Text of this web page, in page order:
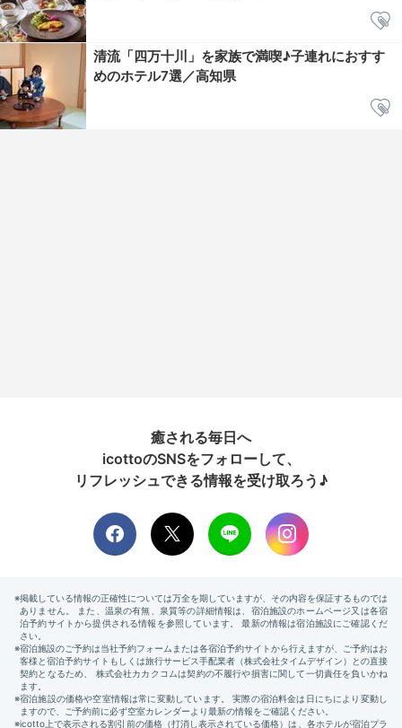
清流「四万十川」を家族で満喫♪子連れにおすす
めのホテル7選／高知県
癒される毎日へ
icottoのSNSをフォローして、
リフレッシュできる情報を受け取ろう♪